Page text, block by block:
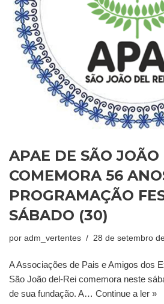
APAE DE SÃO JOÃO
COMEMORA 56
PROGRAMAÇÃO
SÁBADO (30)
por adm_vertentes 28 de setembro
A Associações de Pais e Amigos dos
São João del-Rei comemora neste
de sua fundação. A… Continue a ler »